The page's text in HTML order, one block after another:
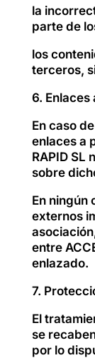
la
parte de
los
terceros,
6.
En caso
enlaces a
RAPID SL
sobre
En ningún
externos
entre
enlazado.
7.
El
se
por lo